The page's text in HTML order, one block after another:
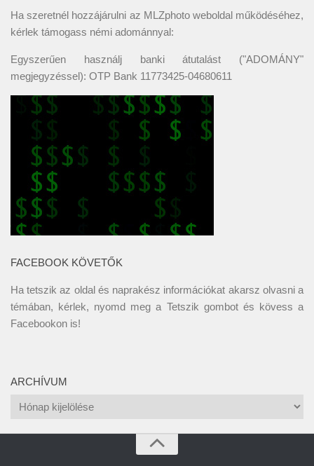
Ha szeretnél hozzájárulni az MLZphoto weboldal működéséhez,
kérlek támogass némi adománnyal:
Egyszerűen használj banki átutalást ("ADOMÁNY"
megjegyzéssel): OTP Bank 11773425-04680611
FACEBOOK KÖVETŐK
Ha tetszik az oldal és naprakész információkat akarsz olvasni a
témában, kérlek, nyomd meg a Tetszik gombot és kövess a
Facebookon is!
ARCHÍVUM
Archívum